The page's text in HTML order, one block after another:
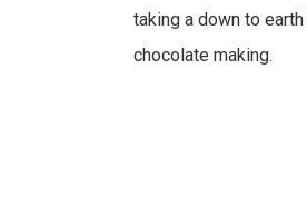
taking a down to
chocolate making.